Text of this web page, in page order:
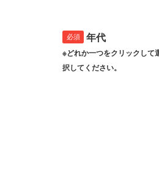
必須 年代
※どれか一つをクリックして
択してください。